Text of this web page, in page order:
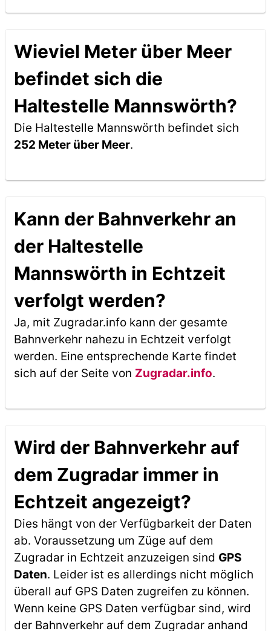
Wieviel Meter über Meer
befindet sich die
Haltestelle Mannswörth?
Die Haltestelle Mannswörth befindet sich
252 Meter über Meer.
Kann der Bahnverkehr an
der Haltestelle
Mannswörth in Echtzeit
verfolgt werden?
Ja, mit Zugradar.info kann der gesamte
Bahnverkehr nahezu in Echtzeit verfolgt
werden. Eine entsprechende Karte findet
sich auf der Seite von Zugradar.info.
Wird der Bahnverkehr auf
dem Zugradar immer in
Echtzeit angezeigt?
Dies hängt von der Verfügbarkeit der Daten
ab. Voraussetzung um Züge auf dem
Zugradar in Echtzeit anzuzeigen sind GPS
Daten. Leider ist es allerdings nicht möglich
überall auf GPS Daten zugreifen zu können.
Wenn keine GPS Daten verfügbar sind, wird
der Bahnverkehr auf dem Zugradar anhand